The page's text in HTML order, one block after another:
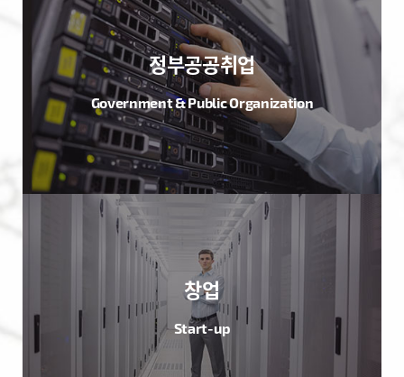
정부공공취업
Government & Public Organization
창업
Start-up